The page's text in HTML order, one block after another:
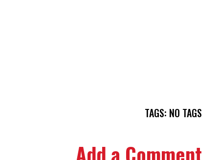
TAGS: NO TAGS